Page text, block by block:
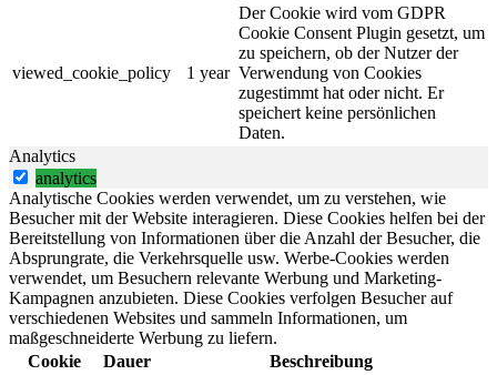
viewed_cookie_policy 1 year
Der Cookie wird vom GDPR
Cookie Consent Plugin gesetzt, um
zu speichern, ob der Nutzer der
Verwendung von Cookies
zugestimmt hat oder nicht. Er
speichert keine persönlichen
Daten.
Analytics
analytics
Analytische Cookies werden verwendet, um zu verstehen, wie
Besucher mit der Website interagieren. Diese Cookies helfen bei der
Bereitstellung von Informationen über die Anzahl der Besucher, die
Absprungrate, die Verkehrsquelle usw. Werbe-Cookies werden
verwendet, um Besuchern relevante Werbung und Marketing-
Kampagnen anzubieten. Diese Cookies verfolgen Besucher auf
verschiedenen Websites und sammeln Informationen, um
maßgeschneiderte Werbung zu liefern.
Cookie
Dauer Beschreibung